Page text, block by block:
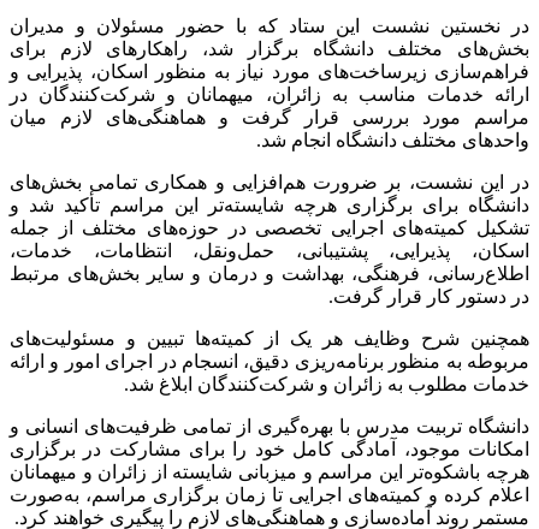
در نخستین نشست این ستاد که با حضور مسئولان و مدیران
بخش‌های مختلف دانشگاه برگزار شد، راهکارهای لازم برای
فراهم‌سازی زیرساخت‌های مورد نیاز به منظور اسکان، پذیرایی و
ارائه خدمات مناسب به زائران، میهمانان و شرکت‌کنندگان در
مراسم مورد بررسی قرار گرفت و هماهنگی‌های لازم میان
واحدهای مختلف دانشگاه انجام شد.
در این نشست، بر ضرورت هم‌افزایی و همکاری تمامی بخش‌های
دانشگاه برای برگزاری هرچه شایسته‌تر این مراسم تأکید شد و
تشکیل کمیته‌های اجرایی تخصصی در حوزه‌های مختلف از جمله
اسکان، پذیرایی، پشتیبانی، حمل‌ونقل، انتظامات، خدمات،
اطلاع‌رسانی، فرهنگی، بهداشت و درمان و سایر بخش‌های مرتبط
در دستور کار قرار گرفت.
همچنین شرح وظایف هر یک از کمیته‌ها تبیین و مسئولیت‌های
مربوطه به منظور برنامه‌ریزی دقیق، انسجام در اجرای امور و ارائه
خدمات مطلوب به زائران و شرکت‌کنندگان ابلاغ شد.
دانشگاه تربیت مدرس با بهره‌گیری از تمامی ظرفیت‌های انسانی و
امکانات موجود، آمادگی کامل خود را برای مشارکت در برگزاری
هرچه باشکوه‌تر این مراسم و میزبانی شایسته از زائران و میهمانان
اعلام کرده و کمیته‌های اجرایی تا زمان برگزاری مراسم، به‌صورت
مستمر روند آماده‌سازی و هماهنگی‌های لازم را پیگیری خواهند کرد.